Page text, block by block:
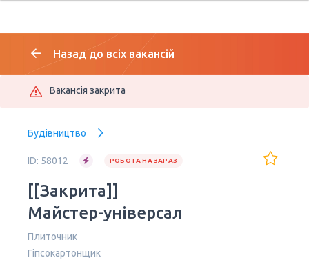
Назад до всіх вакансій
Вакансія закрита
Будівництво
ID: 58012 РОБОТА НА ЗАРАЗ
[[Закрита]]
Майстер-універсал
Плиточник
Гіпсокартонщик